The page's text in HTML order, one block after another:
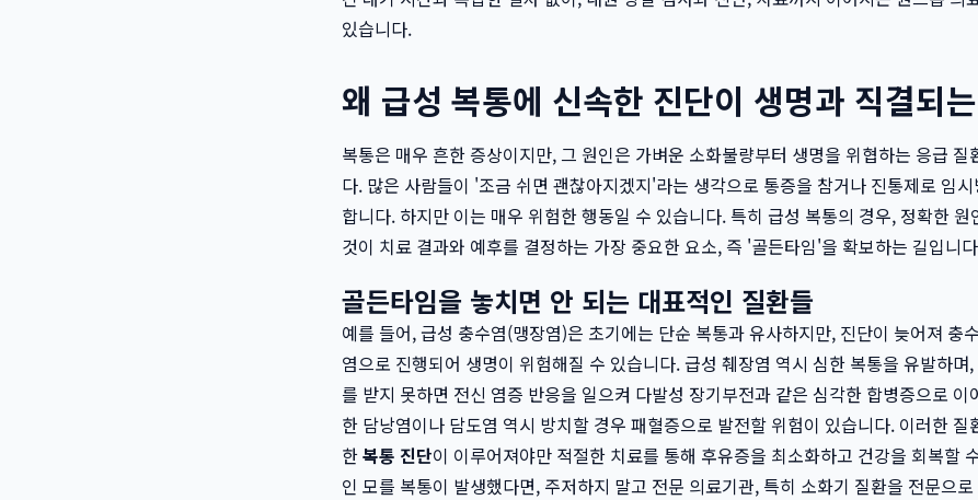
있습니다.
왜 급성 복통에 신속한 진단이 생명과 직결되
복통은 매우 흔한 증상이지만, 그 원인은 가벼운 소화불량부터 생명을 위협하는 응급 질
다. 많은 사람들이 '조금 쉬면 괜찮아지겠지'라는 생각으로 통증을 참거나 진통제로 임
합니다. 하지만 이는 매우 위험한 행동일 수 있습니다. 특히 급성 복통의 경우, 정확한
것이 치료 결과와 예후를 결정하는 가장 중요한 요소, 즉 '골든타임'을 확보하는 길입니
골든타임을 놓치면 안 되는 대표적인 질환들
예를 들어, 급성 충수염(맹장염)은 초기에는 단순 복통과 유사하지만, 진단이 늦어져 충
염으로 진행되어 생명이 위험해질 수 있습니다. 급성 췌장염 역시 심한 복통을 유발하며
를 받지 못하면 전신 염증 반응을 일으켜 다발성 장기부전과 같은 심각한 합병증으로 이
한 담낭염이나 담도염 역시 방치할 경우 패혈증으로 발전할 위험이 있습니다. 이러한 질
한복통 진단이 이루어져야만 적절한 치료를 통해 후유증을 최소화하고 건강을 회복할
인 모를 복통이 발생했다면, 주저하지 말고 전문 의료기관, 특히 소화기 질환을 전문으